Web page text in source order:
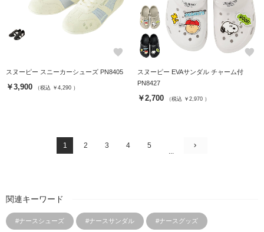
favorite
スヌーピー スニーカーシューズ PN8405
￥3,900 （税込 ￥4,290 ）
favorite
スヌーピー EVAサンダル チャーム付
PN8427
￥2,700 （税込 ￥2,970 ）
1 2 3 4 5
...
関連キーワード
#ナースシューズ #ナースサンダル #ナースグッズ